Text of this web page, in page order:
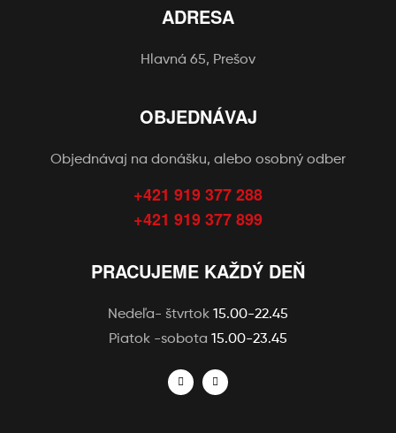
ADRESA
Hlavná 65, Prešov
OBJEDNÁVAJ
Objednávaj na donášku, alebo osobný odber
+421 919 377 288
+421 919 377 899
PRACUJEME KAŽDÝ DEŇ
Nedeľa- štvrtok 15.00-22.45
Piatok -sobota 15.00-23.45